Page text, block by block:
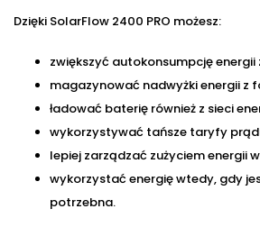
Dzięki SolarFlow 2400 PRO możesz:
zwiększyć autokonsumpcję energii
magazynować nadwyżki energii z
ładować baterię również z sieci
wykorzystywać tańsze taryfy
lepiej zarządzać zużyciem energii
wykorzystać energię wtedy, gdy
potrzebna.